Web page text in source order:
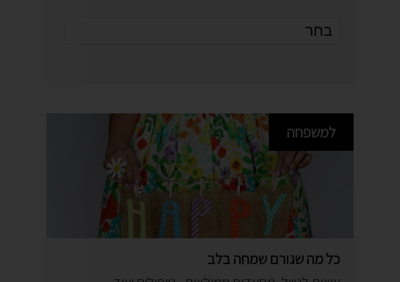
למשפחה
כל מה שגורם שמחה בלב